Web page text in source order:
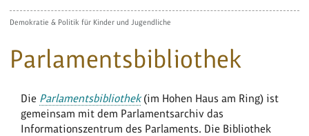
Demokratie & Politik für Kinder und Jugendliche
Parlamentsbibliothek
Die Parlamentsbibliothek(im Hohen Haus am Ring) ist
gemeinsam mit dem Parlamentsarchiv das
Informationszentrum des Parlaments. Die Bibliothek